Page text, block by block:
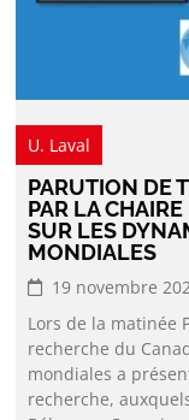
U. Laval
PARUTION DE
PAR LA
SUR LES
MONDIALES
19 novembre
Lors de la matinée
recherche du
mondiales a
recherche,